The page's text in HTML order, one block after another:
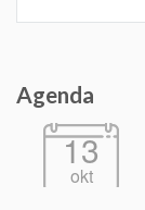
Agenda
13
okt